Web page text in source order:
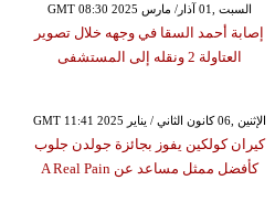
GMT 08:30 2025 السبت ,01 آذار/ مارس
إصابة أحمد السقا في وجهه خلال تصوير
العتاولة 2 ونقله إلى المستشفى
GMT 11:41 2025 الإثنين ,06 كانون الثاني / يناير
كيران كولكين يفوز بجائزة جولدن جلوب
كأفضل ممثل مساعد عن A Real Pain